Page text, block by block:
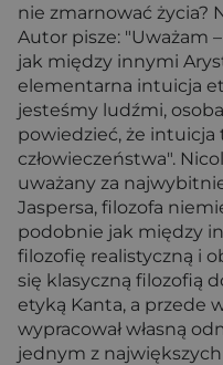
nie zmarnować życia?
Autor pisze: "Uważam
jak między innymi
elementarna intuicja
jesteśmy ludźmi,
powiedzieć, że intuicja
człowieczeństwa".
uważany za
Jaspersa, filozofa
podobnie jak między
filozofię realistyczną i
się klasyczną filozofią
etyką Kanta, a przede
wypracował własną
jednym z